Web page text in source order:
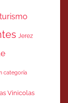
Jerez
categoría
Vinicolas